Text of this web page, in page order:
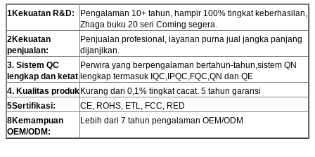
1Kekuatan R&D:
Pengalaman 10+ tahun, hampir 100% tingkat keberhasilan,
Zhaga buku 20 seri Coming segera.
2Kekuatan
penjualan:
Penjualan profesional, layanan purna jual jangka panjang
dijanjikan.
3. Sistem QC
lengkap dan ketat
Perwira yang berpengalaman bertahun-tahun,sistem QN
lengkap termasuk IQC,IPQC,FQC,QN dan QE
4. Kualitas produk Kurang dari 0,1% tingkat cacat. 5 tahun garansi
5Sertifikasi:
CE, ROHS, ETL, FCC, RED
8Kemampuan
OEM/ODM:
Lebih dari 7 tahun pengalaman OEM/ODM